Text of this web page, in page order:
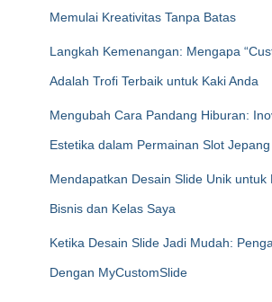
Memulai Kreativitas Tanpa Batas
Langkah Kemenangan: Mengapa
Adalah Trofi Terbaik untuk Kaki Anda
Mengubah Cara Pandang Hiburan:
Estetika dalam Permainan Slot
Mendapatkan Desain Slide Unik untuk
Bisnis dan Kelas Saya
Ketika Desain Slide Jadi Mudah:
Dengan MyCustomSlide